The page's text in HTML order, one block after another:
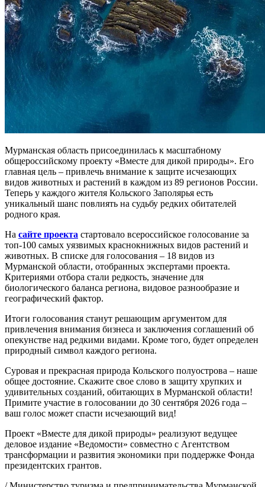
Мурманская область присоединилась к масштабному
общероссийскому проекту «Вместе для дикой природы». Его
главная цель – привлечь внимание к защите исчезающих
видов животных и растений в каждом из 89 регионов России.
Теперь у каждого жителя Кольского Заполярья есть
уникальный шанс повлиять на судьбу редких обитателей
родного края.
На сайте проекта стартовало всероссийское голосование за
топ-100 самых уязвимых краснокнижных видов растений и
животных. В списке для голосования – 18 видов из
Мурманской области, отобранных экспертами проекта.
Критериями отбора стали редкость, значение для
биологического баланса региона, видовое разнообразие и
географический фактор.
Итоги голосования станут решающим аргументом для
привлечения внимания бизнеса и заключения соглашений об
опекунстве над редкими видами. Кроме того, будет определен
природный символ каждого региона.
Суровая и прекрасная природа Кольского полуострова – наше
общее достояние. Скажите свое слово в защиту хрупких и
удивительных созданий, обитающих в Мурманской области!
Примите участие в голосовании до 30 сентября 2026 года –
ваш голос может спасти исчезающий вид!
Проект «Вместе для дикой природы» реализуют ведущее
деловое издание «Ведомости» совместно с Агентством
трансформации и развития экономики при поддержке Фонда
президентских грантов.